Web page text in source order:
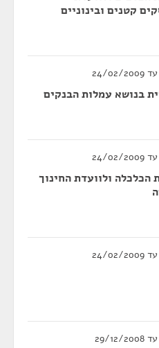
קטנים ובינוניים
בנושא עמלות הבנקים
הכלכלה ולוועדת החינוך